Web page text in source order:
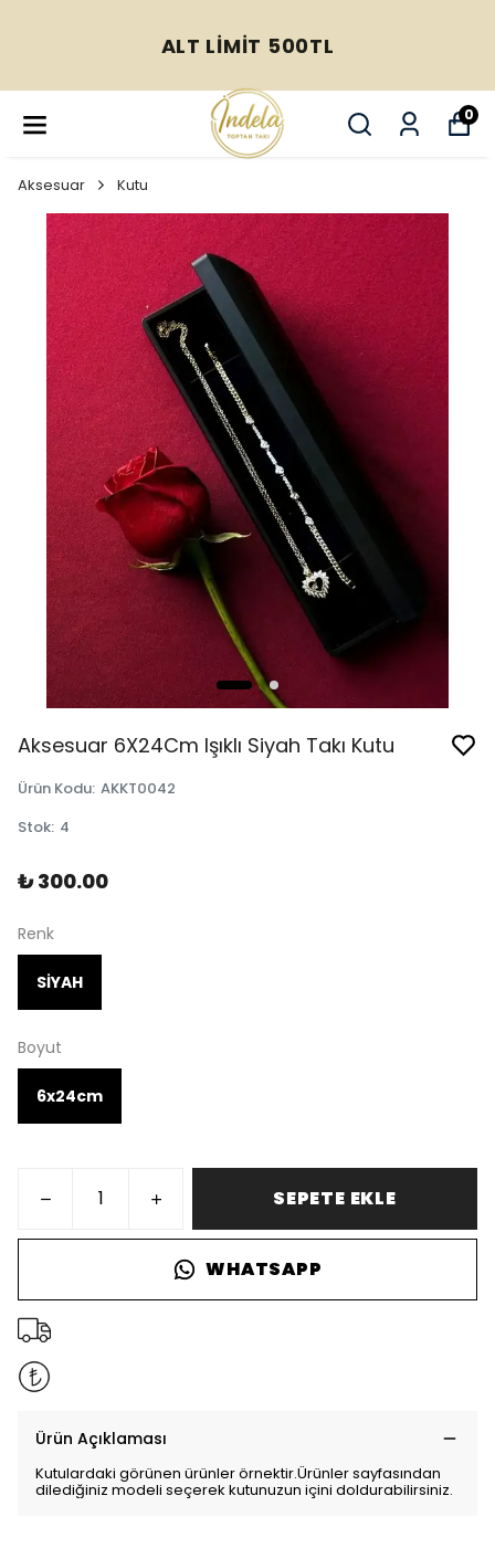
ALT LİMİT 500TL
0
Aksesuar Kutu
Aksesuar 6X24Cm Işıklı Siyah Takı Kutu
Ürün Kodu: AKKT0042
Stok: 4
₺ 300.00
Renk
SİYAH
Boyut
6x24cm
SEPETE EKLE
WHATSAPP
Ürün Açıklaması
Kutulardaki görünen ürünler örnektir.Ürünler sayfasından
dilediğiniz modeli seçerek kutunuzun içini doldurabilirsiniz.